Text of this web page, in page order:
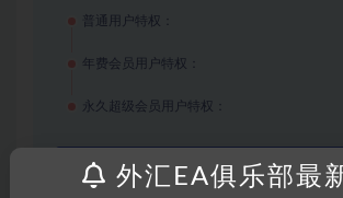
普通用户特权：
年费会员用户特权：
永久超级会员用户特权：
登录后下载
外汇EA俱乐部最